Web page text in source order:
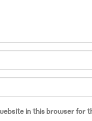
in this browser for